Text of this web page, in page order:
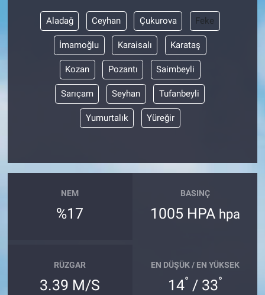
Aladağ Ceyhan Çukurova Feke
İmamoğlu Karaisalı Karataş
Kozan Pozantı Saimbeyli
Sarıçam Seyhan Tufanbeyli
Yumurtalık Yüreğir
NEM
%17
BASINÇ
1005 HPA hpa
RÜZGAR
3.39 M/S
EN DÜŞÜK / EN YÜKSEK
14° / 33°